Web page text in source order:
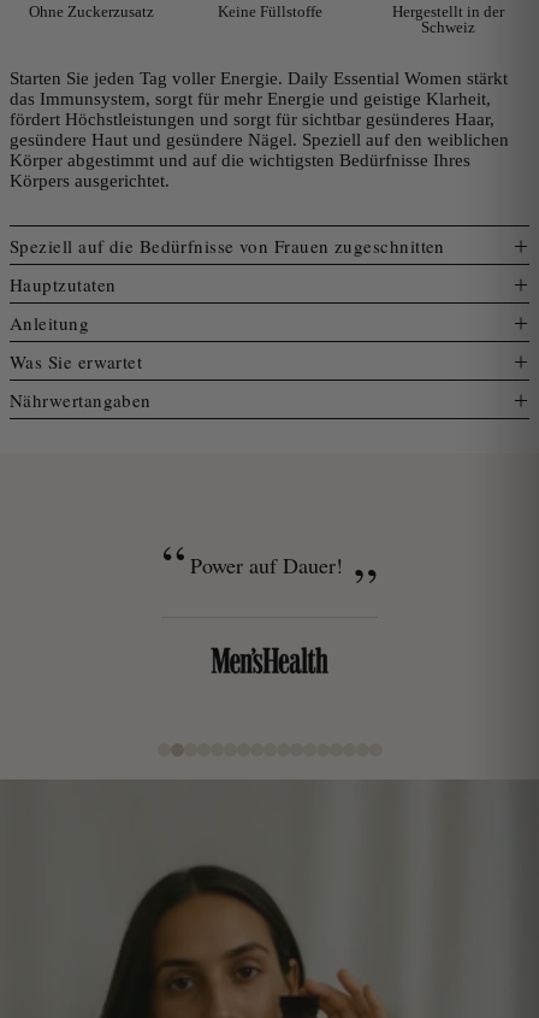
Ohne Zuckerzusatz Keine Füllstoffe
Hergestellt in der
Schweiz
Starten Sie jeden Tag voller Energie. Daily Essential Women stärkt
das Immunsystem, sorgt für mehr Energie und geistige Klarheit,
fördert Höchstleistungen und sorgt für sichtbar gesünderes Haar,
gesündere Haut und gesündere Nägel. Speziell auf den weiblichen
Körper abgestimmt und auf die wichtigsten Bedürfnisse Ihres
Körpers ausgerichtet.
Speziell auf die Bedürfnisse von Frauen zugeschnitten
Hauptzutaten
Anleitung
Was Sie erwartet
Nährwertangaben
Power auf Dauer!